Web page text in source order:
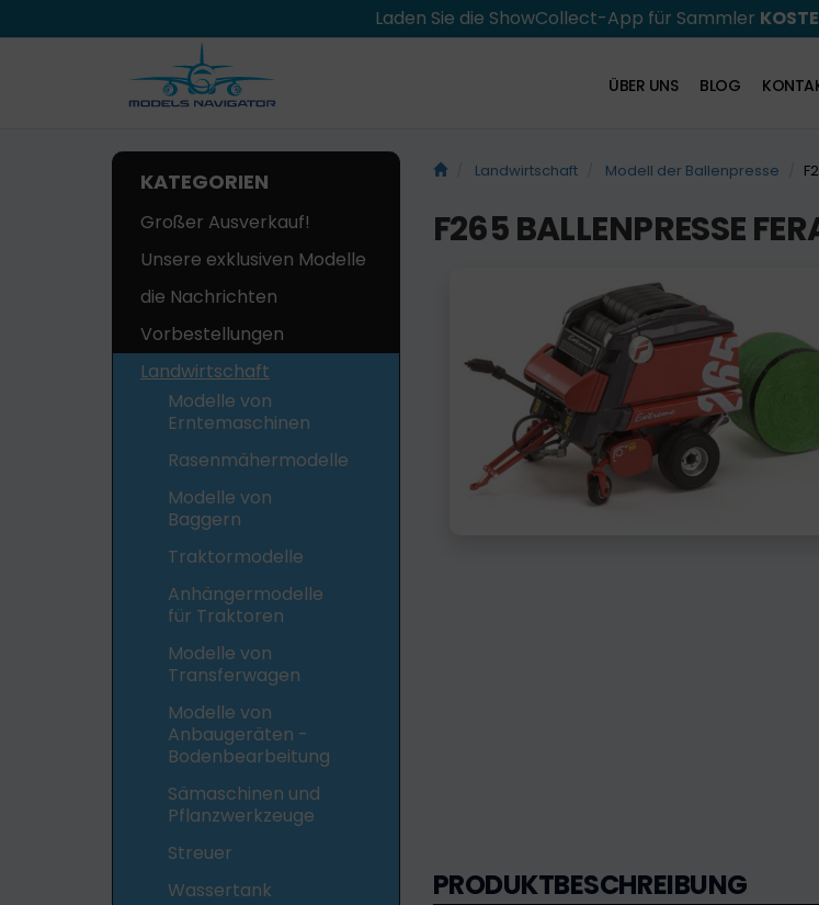
Laden Sie die ShowCollect-App für Sammler
ÜBER UNS BLOG
KATEGORIEN
Großer Ausverkauf!
Unsere exklusiven Modelle
die Nachrichten
Vorbestellungen
Landwirtschaft
Modelle von
Erntemaschinen
Rasenmähermodelle
Modelle von
Baggern
Traktormodelle
Anhängermodelle
für Traktoren
Modelle von
Transferwagen
Modelle von
Anbaugeräten -
Bodenbearbeitung
Sämaschinen und
Pflanzwerkzeuge
Streuer
Wassertank
Landwirtschaft Modell der Ballenpresse
F265 BALLENPRESSE
PRODUKTBESCHREIBUNG